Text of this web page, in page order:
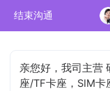
结束沟通
亲您好，我司主营
座/TF卡座，SIM卡